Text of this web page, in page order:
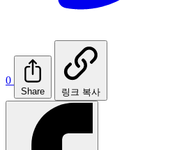
0
Share 링크 복사